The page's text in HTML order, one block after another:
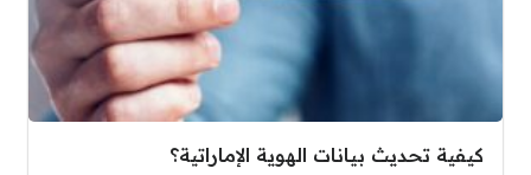
كيفية تحديث بيانات الهوية الإماراتية؟